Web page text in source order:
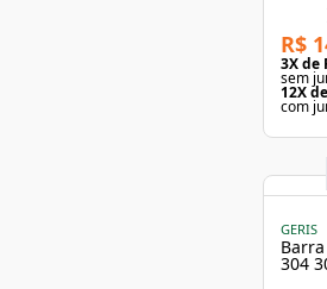
R$
3X de
sem
12X de
com
GERIS
304